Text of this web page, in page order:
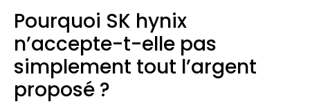
Pourquoi SK hynix
n’accepte-t-elle pas
simplement tout l’argent
proposé ?